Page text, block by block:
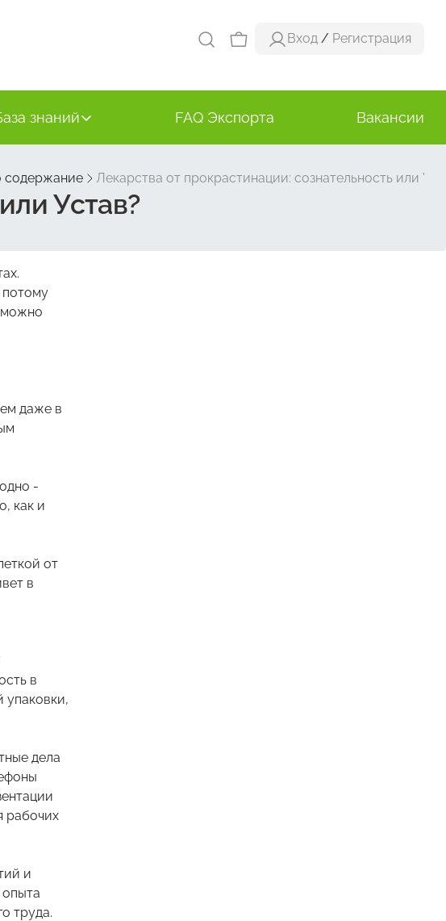
Вход / Регистрация
знаний FAQ Экспорта Вакансии
содержание Лекарства от прокрастинации: сознательность или
Устав?
потому
можно
даже в
-
как и
от
в
в
упаковки,
дела
рабочих
и
труда.